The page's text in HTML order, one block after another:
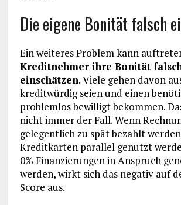
Die eigene Bonität falsch
Ein weiteres Problem kann
Kreditnehmer ihre Bonität
einschätzen. Viele gehen davon
kreditwürdig seien und einen
problemlos bewilligt bekommen.
nicht immer der Fall. Wenn
gelegentlich zu spät bezahlt
Kreditkarten parallel genutzt
0% Finanzierungen in Anspruch
werden, wirkt sich das negativ auf
Score aus.